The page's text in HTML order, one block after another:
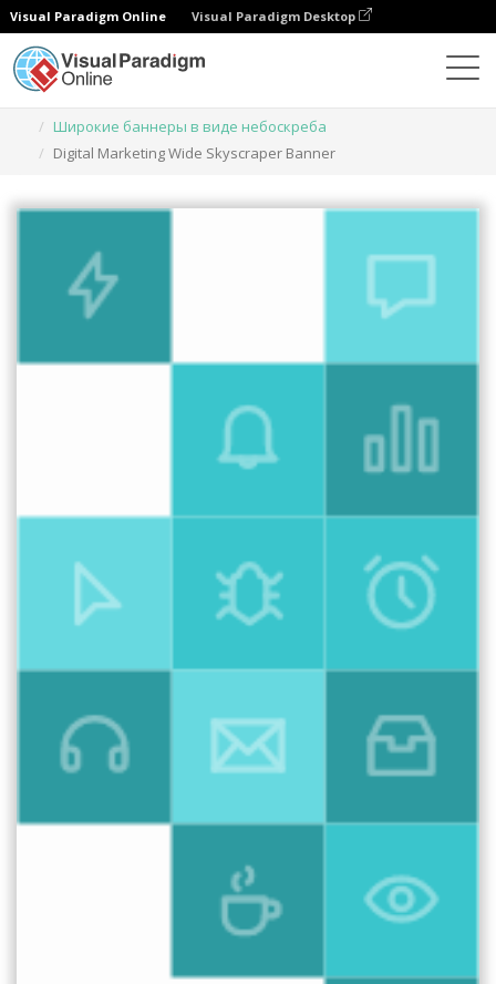
Visual Paradigm Online Visual Paradigm Desktop
Широкие баннеры в виде небоскреба
Digital Marketing Wide Skyscraper Banner